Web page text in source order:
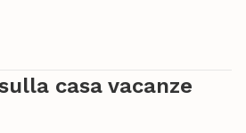
casa vacanze